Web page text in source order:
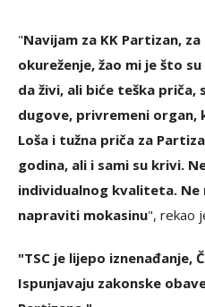
"Navijam za KK Partizan,
okureženje, žao mi je što
da živi, ali biće teška priča,
dugove, privremeni
Loša i tužna priča za
godina, ali i sami su krivi.
individualnog kvaliteta. Ne
napraviti mokasinu", rekao
"TSC je lijepo iznenađanje,
Ispunjavaju zakonske